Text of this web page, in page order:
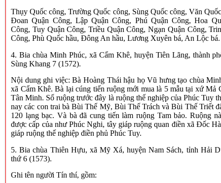
Thụy Quốc công, Trường Quốc công, Sùng Quốc công, Văn
Đoan Quận Công, Lập Quận Công, Phú Quận Công, Hoa
Công, Tuy Quận Công, Triều Quận Công, Ngạn Quận Công,
Công, Phù Quốc hầu, Đông An hầu, Lương Xuyên bá, An Lộc bá.
4. Bia chùa Minh Phúc, xã Cẩm Khê, huyện Tiên Lãng, thành
Sùng Khang 7 (1572).
Nội dung ghi việc: Bà Hoàng Thái hậu họ Vũ hưng tạo chùa
xã Cẩm Khê. Bà lại cúng tiến ruộng mới mua là 5 mẫu tại xứ Mả
Tân Minh. Số ruộng trước đây là ruộng thế nghiệp của Phúc Tuy
nay các con trai bà Bùi Thế Mỹ, Bùi Thế Trách và Bùi Thế Triết
120 lạng bạc. Và bà đã cung tiến làm ruộng Tam bảo. Ruộng
được cấp của như Phúc Nghi, tây giáp ruộng quan điền xã Đốc
giáp ruộng thế nghiệp điền phủ Phúc Tuy.
5. Bia chùa Thiên Hựu, xã Mỹ Xá, huyện Nam Sách, tỉnh Hải
thứ 6 (1573).
Ghi tên người Tín thí, gồm: